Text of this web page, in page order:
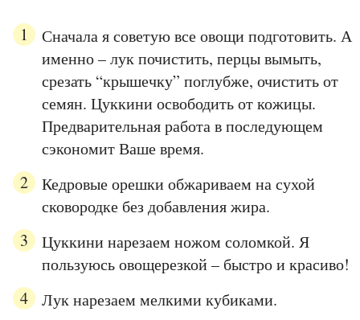
Сначала я советую все овощи подготовить. А
именно – лук почистить, перцы вымыть,
срезать “крышечку” поглубже, очистить от
семян. Цуккини освободить от кожицы.
Предварительная работа в последующем
сэкономит Ваше время.
Кедровые орешки обжариваем на сухой
сковородке без добавления жира.
Цуккини нарезаем ножом соломкой. Я
пользуюсь овощерезкой – быстро и красиво!
Лук нарезаем мелкими кубиками.